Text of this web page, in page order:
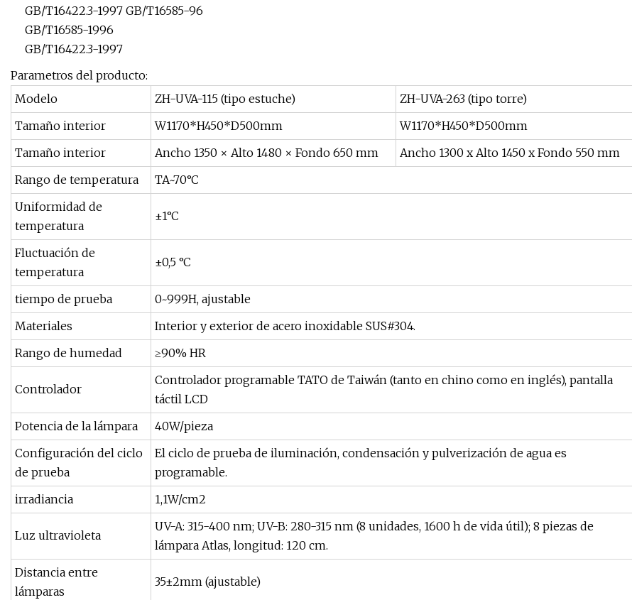
GB/T16422.3-1997 GB/T16585-96
GB/T16585-1996
GB/T16422.3-1997
Parametros del producto:
Modelo
ZH-UVA-115 (tipo estuche)
ZH-UVA-263 (tipo torre)
Tamaño interior
W1170*H450*D500mm
W1170*H450*D500mm
Tamaño interior
Ancho 1350 × Alto 1480 × Fondo 650 mm
Ancho 1300 x Alto 1450 x Fondo 550 mm
Rango de temperatura
TA~70°C
Uniformidad de
temperatura
±1°C
Fluctuación de
temperatura
±0,5 °C
tiempo de prueba
0~999H, ajustable
Materiales
Interior y exterior de acero inoxidable SUS#304.
Rango de humedad
≥90% HR
Controlador
Controlador programable TATO de Taiwán (tanto en chino como en inglés), pantalla
táctil LCD
Potencia de la lámpara
40W/pieza
Configuración del ciclo
de prueba
El ciclo de prueba de iluminación, condensación y pulverización de agua es
programable.
irradiancia
1,1W/cm2
Luz ultravioleta
UV-A: 315-400 nm; UV-B: 280-315 nm (8 unidades, 1600 h de vida útil); 8 piezas de
lámpara Atlas, longitud: 120 cm.
Distancia entre
lámparas
35±2mm (ajustable)